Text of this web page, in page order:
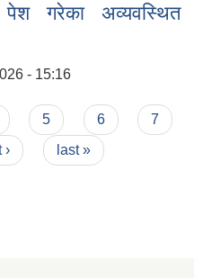
।
गरेका अव्यवस्थित
- 15:16
5 6
7
› last »